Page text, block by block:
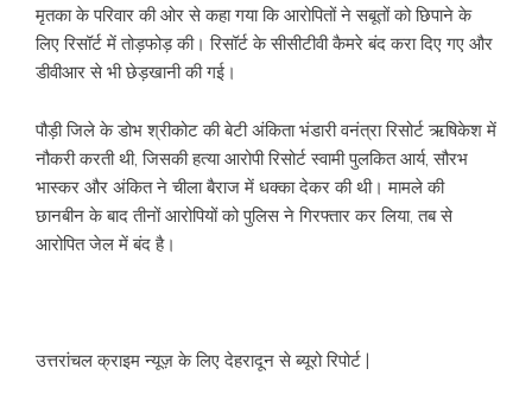
मृतका के परिवार की ओर से कहा गया कि आरोपितों ने सबूतों को छिपाने के
लिए रिसॉर्ट में तोड़फोड़ की। रिसॉर्ट के सीसीटीवी कैमरे बंद करा दिए गए और
डीवीआर से भी छेड़खानी की गई।
पौड़ी जिले के डोभ श्रीकोट की बेटी अंकिता भंडारी वनंत्रा रिसोर्ट ऋषिकेश में
नौकरी करती थी, जिसकी हत्या आरोपी रिसोर्ट स्वामी पुलकित आर्य, सौरभ
भास्कर और अंकित ने चीला बैराज में धक्का देकर की थी। मामले की
छानबीन के बाद तीनों आरोपियों को पुलिस ने गिरफ्तार कर लिया, तब से
आरोपित जेल में बंद है।
उत्तरांचल क्राइम न्यूज़ के लिए देहरादून से ब्यूरो रिपोर्ट |